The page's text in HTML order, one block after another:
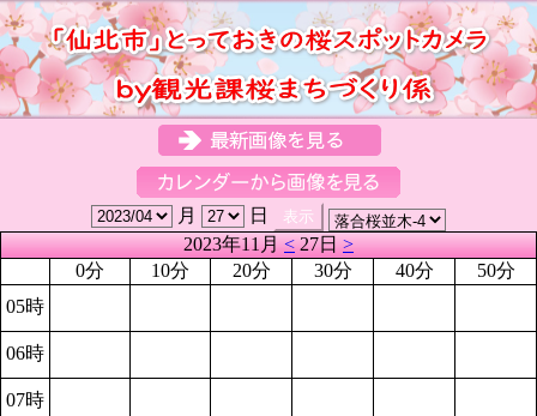
月
日
2023年11月<27日>
0分
10分 20分 30分 40分
50分
05時
06時
07時